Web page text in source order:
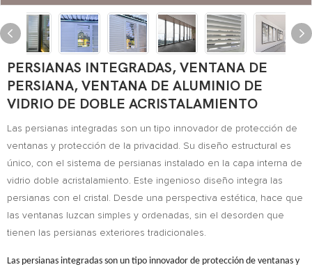
PERSIANAS INTEGRADAS, VENTANA DE
PERSIANA, VENTANA DE ALUMINIO DE
VIDRIO DE DOBLE ACRISTALAMIENTO
Las persianas integradas son un tipo innovador de protección de
ventanas y protección de la privacidad. Su diseño estructural es
único, con el sistema de persianas instalado en la capa interna de
vidrio doble acristalamiento. Este ingenioso diseño integra las
persianas con el cristal. Desde una perspectiva estética, hace que
las ventanas luzcan simples y ordenadas, sin el desorden que
tienen las persianas exteriores tradicionales.
Las persianas integradas son un tipo innovador de protección de ventanas y